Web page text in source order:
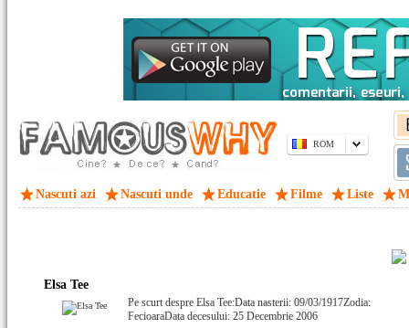
ROM
Nascuti azi Nascuti unde Educatie Filme Liste
Elsa Tee
Pe scurt despre Elsa Tee:Data nasterii: 09/03/1917Zodia:
FecioaraData decesului: 25 Decembrie 2006